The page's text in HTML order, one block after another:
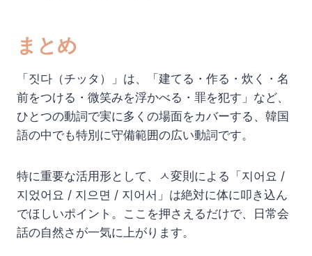
まとめ
「짓다（チッタ）」は、「建てる・作る・炊く・名
前をつける・微笑みを浮かべる・罪を犯す」など、
ひとつの動詞で実に多くの場面をカバーする、韓国
語の中でも特別に守備範囲の広い動詞です。
特に重要な活用形として、ㅅ変則による「지어요 /
지었어요 / 지으면 / 지어서」は絶対に体に叩き込ん
でほしいポイント。ここを押さえるだけで、日常会
話の自然さが一気に上がります。